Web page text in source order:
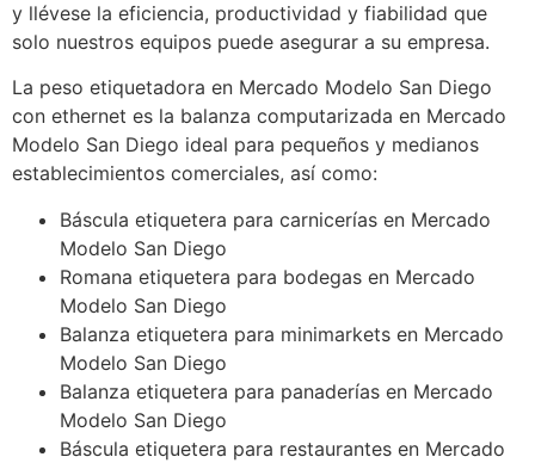
y llévese la eficiencia, productividad y fiabilidad que
solo nuestros equipos puede asegurar a su empresa.
La peso etiquetadora en Mercado Modelo San Diego
con ethernet es la balanza computarizada en Mercado
Modelo San Diego ideal para pequeños y medianos
establecimientos comerciales, así como:
Báscula etiquetera para carnicerías en Mercado
Modelo San Diego
Romana etiquetera para bodegas en Mercado
Modelo San Diego
Balanza etiquetera para minimarkets en Mercado
Modelo San Diego
Balanza etiquetera para panaderías en Mercado
Modelo San Diego
Báscula etiquetera para restaurantes en Mercado